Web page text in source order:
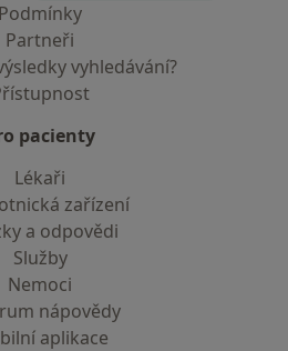
Podmínky
Partneři
vyhledávání?
pacienty
Lékaři
zařízení
a odpovědi
Služby
Nemoci
nápovědy
aplikace